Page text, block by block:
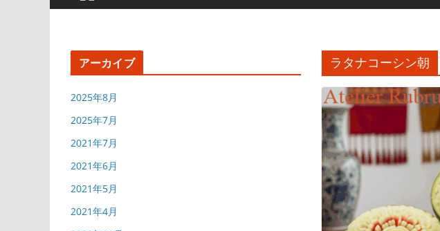
ラタナコーシン朝
アーカイブ
2025年8月
2025年7月
2021年7月
2021年6月
2021年5月
2021年4月